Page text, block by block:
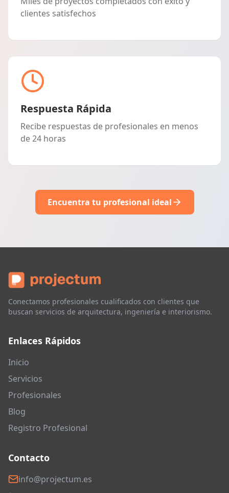
clientes satisfechos
Respuesta Rápida
Recibe respuestas de profesionales en menos
de 24 horas
Encuentra tu profesional ideal
Conectamos profesionales cualificados con clientes que
buscan servicios de arquitectura, ingeniería e interiorismo.
Enlaces Rápidos
Inicio
Servicios
Profesionales
Blog
Registro Profesional
Contacto
info@projectum.es